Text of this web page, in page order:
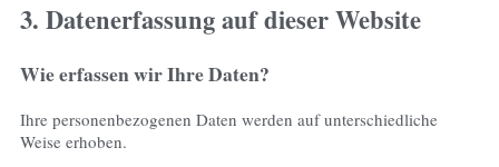
3. Datenerfassung auf dieser Website
Wie erfassen wir Ihre Daten?
Ihre personenbezogenen Daten werden auf unterschiedliche
Weise erhoben.